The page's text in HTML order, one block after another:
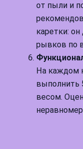
от пыли и
каретки:
рывков по
На каждом
выполнить
весом.